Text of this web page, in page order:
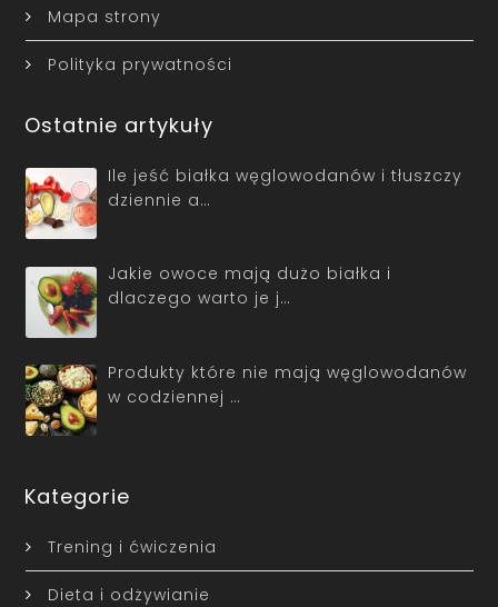
Mapa strony
Polityka prywatności
Ostatnie artykuły
Ile jeść białka węglowodanów i tłuszczy
dziennie a…
Jakie owoce mają dużo białka i
dlaczego warto je j…
Produkty które nie mają węglowodanów
w codziennej …
Kategorie
Trening i ćwiczenia
Dieta i odżywianie